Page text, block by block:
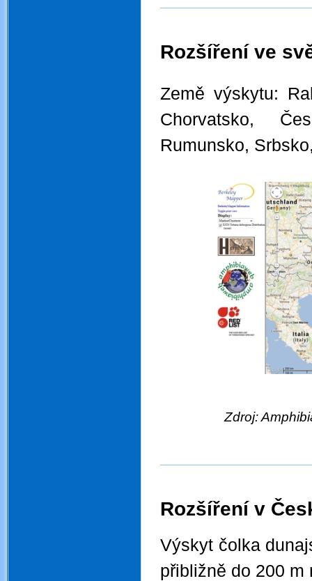
Rozšíření ve
Země výskytu:
Chorvatsko,
Rumunsko,
Zdroj:
Rozšíření v
Výskyt čolka
přibližně do 200